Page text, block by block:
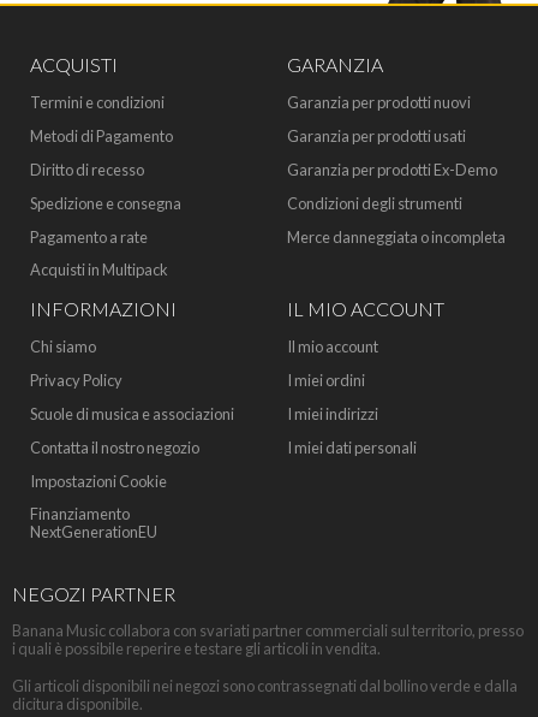
ACQUISTI
Termini e condizioni
Metodi di Pagamento
Diritto di recesso
Spedizione e consegna
Pagamento a rate
Acquisti in Multipack
GARANZIA
Garanzia per prodotti nuovi
Garanzia per prodotti usati
Garanzia per prodotti Ex-Demo
Condizioni degli strumenti
Merce danneggiata o incompleta
INFORMAZIONI
Chi siamo
Privacy Policy
Scuole di musica e associazioni
Contatta il nostro negozio
Impostazioni Cookie
Finanziamento
NextGenerationEU
IL MIO ACCOUNT
Il mio account
I miei ordini
I miei indirizzi
I miei dati personali
NEGOZI PARTNER
Banana Music collabora con svariati partner commerciali sul territorio, presso
i quali è possibile reperire e testare gli articoli in vendita.
Gli articoli disponibili nei negozi sono contrassegnati dal bollino verde e dalla
dicitura disponibile.